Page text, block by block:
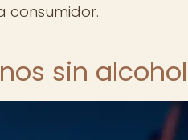
consumidor.
sin alcohol